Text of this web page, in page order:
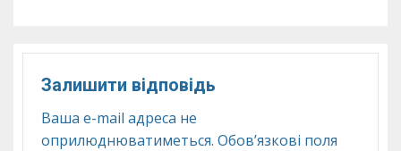
Залишити відповідь
Ваша e-mail адреса не
оприлюднюватиметься. Обов’язкові поля